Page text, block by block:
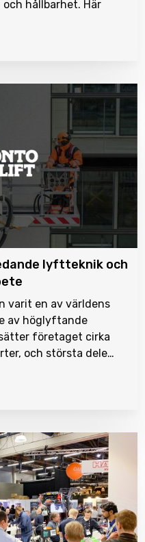
hållbarhet. Här
lyftteknik och
varit en av världens
av höglyftande
företaget cirka
och största dele…